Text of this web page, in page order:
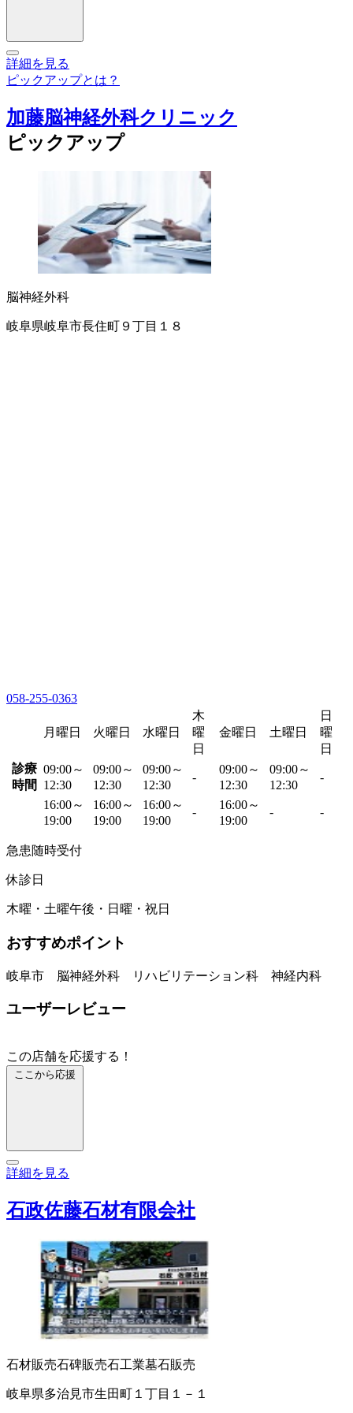
詳細を見る
ピックアップとは？
加藤脳神経外科クリニック
ピックアップ
脳神経外科
岐阜県岐阜市長住町９丁目１８
058-255-0363
月曜日 火曜日 水曜日
木
曜
日
金曜日 土曜日
日
曜
日
診療
時間
09:00～
12:30
09:00～
12:30
09:00～
12:30
-
09:00～
12:30
09:00～
12:30
-
16:00～
19:00
16:00～
19:00
16:00～
19:00
-
16:00～
19:00
- -
急患随時受付
休診日
木曜・土曜午後・日曜・祝日
おすすめポイント
岐阜市 脳神経外科 リハビリテーション科 神経内科
ユーザーレビュー
この店舗を応援する！
ここから応援
詳細を見る
石政佐藤石材有限会社
石材販売石碑販売石工業墓石販売
岐阜県多治見市生田町１丁目１－１